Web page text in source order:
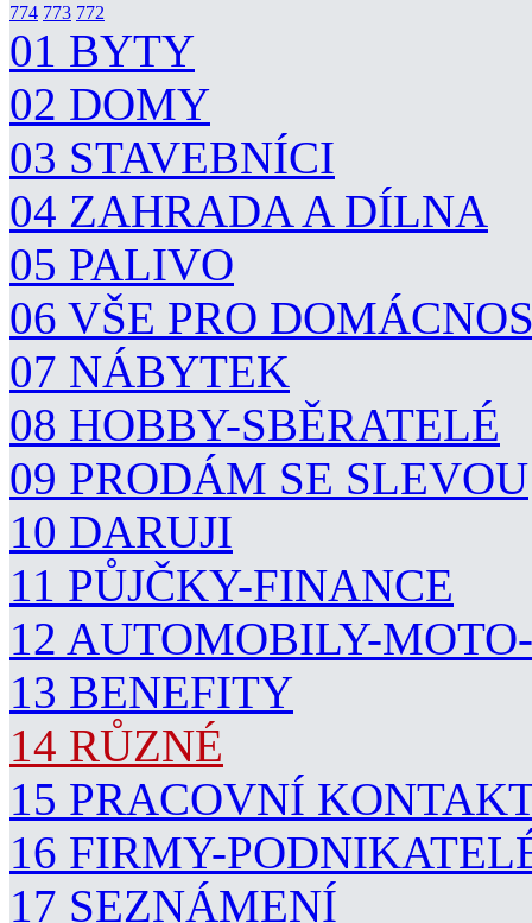
774 773 772
01 BYTY
02 DOMY
03 STAVEBNÍCI
04 ZAHRADA A DÍLNA
05 PALIVO
06 VŠE PRO
07 NÁBYTEK
08 HOBBY-SBĚRATELÉ
09 PRODÁM SE SLEVOU
10 DARUJI
11 PŮJČKY-FINANCE
12 AUTOMOBILY-
13 BENEFITY
14 RŮZNÉ
15 PRACOVNÍ
16 FIRMY-
17 SEZNÁMENÍ